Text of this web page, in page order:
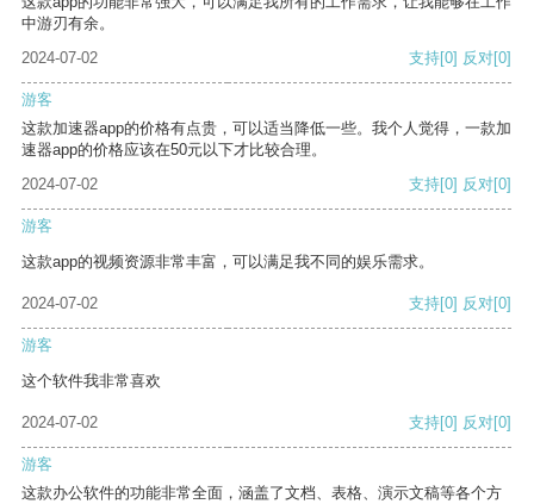
中游刃有余。
2024-07-02
支持[0] 反对[0]
游客
这款加速器app的价格有点贵，可以适当降低一些。我个人觉得，一款加
速器app的价格应该在50元以下才比较合理。
2024-07-02
支持[0] 反对[0]
游客
这款app的视频资源非常丰富，可以满足我不同的娱乐需求。
2024-07-02 支持[0] 反对[0]
游客
这个软件我非常喜欢
2024-07-02 支持[0] 反对[0]
游客
这款办公软件的功能非常全面，涵盖了文档、表格、演示文稿等各个方